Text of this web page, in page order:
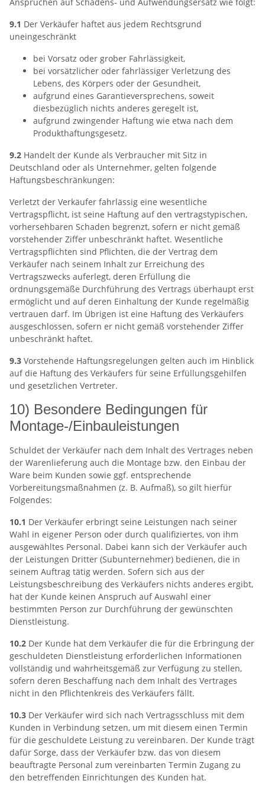
9.1 Der Verkäufer haftet aus jedem Rechtsgrund
uneingeschränkt
bei Vorsatz oder grober Fahrlässigkeit,
bei vorsätzlicher oder fahrlässiger Verletzung des
Lebens, des Körpers oder der Gesundheit,
aufgrund eines Garantieversprechens, soweit
diesbezüglich nichts anderes geregelt ist,
aufgrund zwingender Haftung wie etwa nach dem
Produkthaftungsgesetz.
9.2 Handelt der Kunde als Verbraucher mit Sitz in
Deutschland oder als Unternehmer, gelten folgende
Haftungsbeschränkungen:
Verletzt der Verkäufer fahrlässig eine wesentliche
Vertragspflicht, ist seine Haftung auf den vertragstypischen,
vorhersehbaren Schaden begrenzt, sofern er nicht gemäß
vorstehender Ziffer unbeschränkt haftet. Wesentliche
Vertragspflichten sind Pflichten, die der Vertrag dem
Verkäufer nach seinem Inhalt zur Erreichung des
Vertragszwecks auferlegt, deren Erfüllung die
ordnungsgemäße Durchführung des Vertrags überhaupt erst
ermöglicht und auf deren Einhaltung der Kunde regelmäßig
vertrauen darf. Im Übrigen ist eine Haftung des Verkäufers
ausgeschlossen, sofern er nicht gemäß vorstehender Ziffer
unbeschränkt haftet.
9.3 Vorstehende Haftungsregelungen gelten auch im Hinblick
auf die Haftung des Verkäufers für seine Erfüllungsgehilfen
und gesetzlichen Vertreter.
10) Besondere Bedingungen für
Montage-/Einbauleistungen
Schuldet der Verkäufer nach dem Inhalt des Vertrages neben
der Warenlieferung auch die Montage bzw. den Einbau der
Ware beim Kunden sowie ggf. entsprechende
Vorbereitungsmaßnahmen (z. B. Aufmaß), so gilt hierfür
Folgendes:
10.1 Der Verkäufer erbringt seine Leistungen nach seiner
Wahl in eigener Person oder durch qualifiziertes, von ihm
ausgewähltes Personal. Dabei kann sich der Verkäufer auch
der Leistungen Dritter (Subunternehmer) bedienen, die in
seinem Auftrag tätig werden. Sofern sich aus der
Leistungsbeschreibung des Verkäufers nichts anderes ergibt,
hat der Kunde keinen Anspruch auf Auswahl einer
bestimmten Person zur Durchführung der gewünschten
Dienstleistung.
10.2 Der Kunde hat dem Verkäufer die für die Erbringung der
geschuldeten Dienstleistung erforderlichen Informationen
vollständig und wahrheitsgemäß zur Verfügung zu stellen,
sofern deren Beschaffung nach dem Inhalt des Vertrages
nicht in den Pflichtenkreis des Verkäufers fällt.
10.3 Der Verkäufer wird sich nach Vertragsschluss mit dem
Kunden in Verbindung setzen, um mit diesem einen Termin
für die geschuldete Leistung zu vereinbaren. Der Kunde trägt
dafür Sorge, dass der Verkäufer bzw. das von diesem
beauftragte Personal zum vereinbarten Termin Zugang zu
den betreffenden Einrichtungen des Kunden hat.